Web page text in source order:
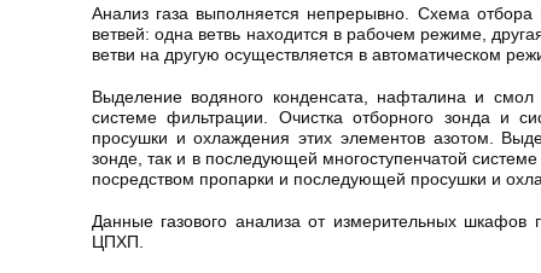
Анализ газа выполняется непрерывно. Схема
ветвей: одна ветвь находится в рабочем режиме,
ветви на другую осуществляется в автоматическом
Выделение водяного конденсата, нафталина и
системе фильтрации. Очистка отборного зонда и
просушки и охлаждения этих элементов азотом.
зонде, так и в последующей многоступенчатой
посредством пропарки и последующей просушки и
Данные газового анализа от измерительных шкафов
ЦПХП.